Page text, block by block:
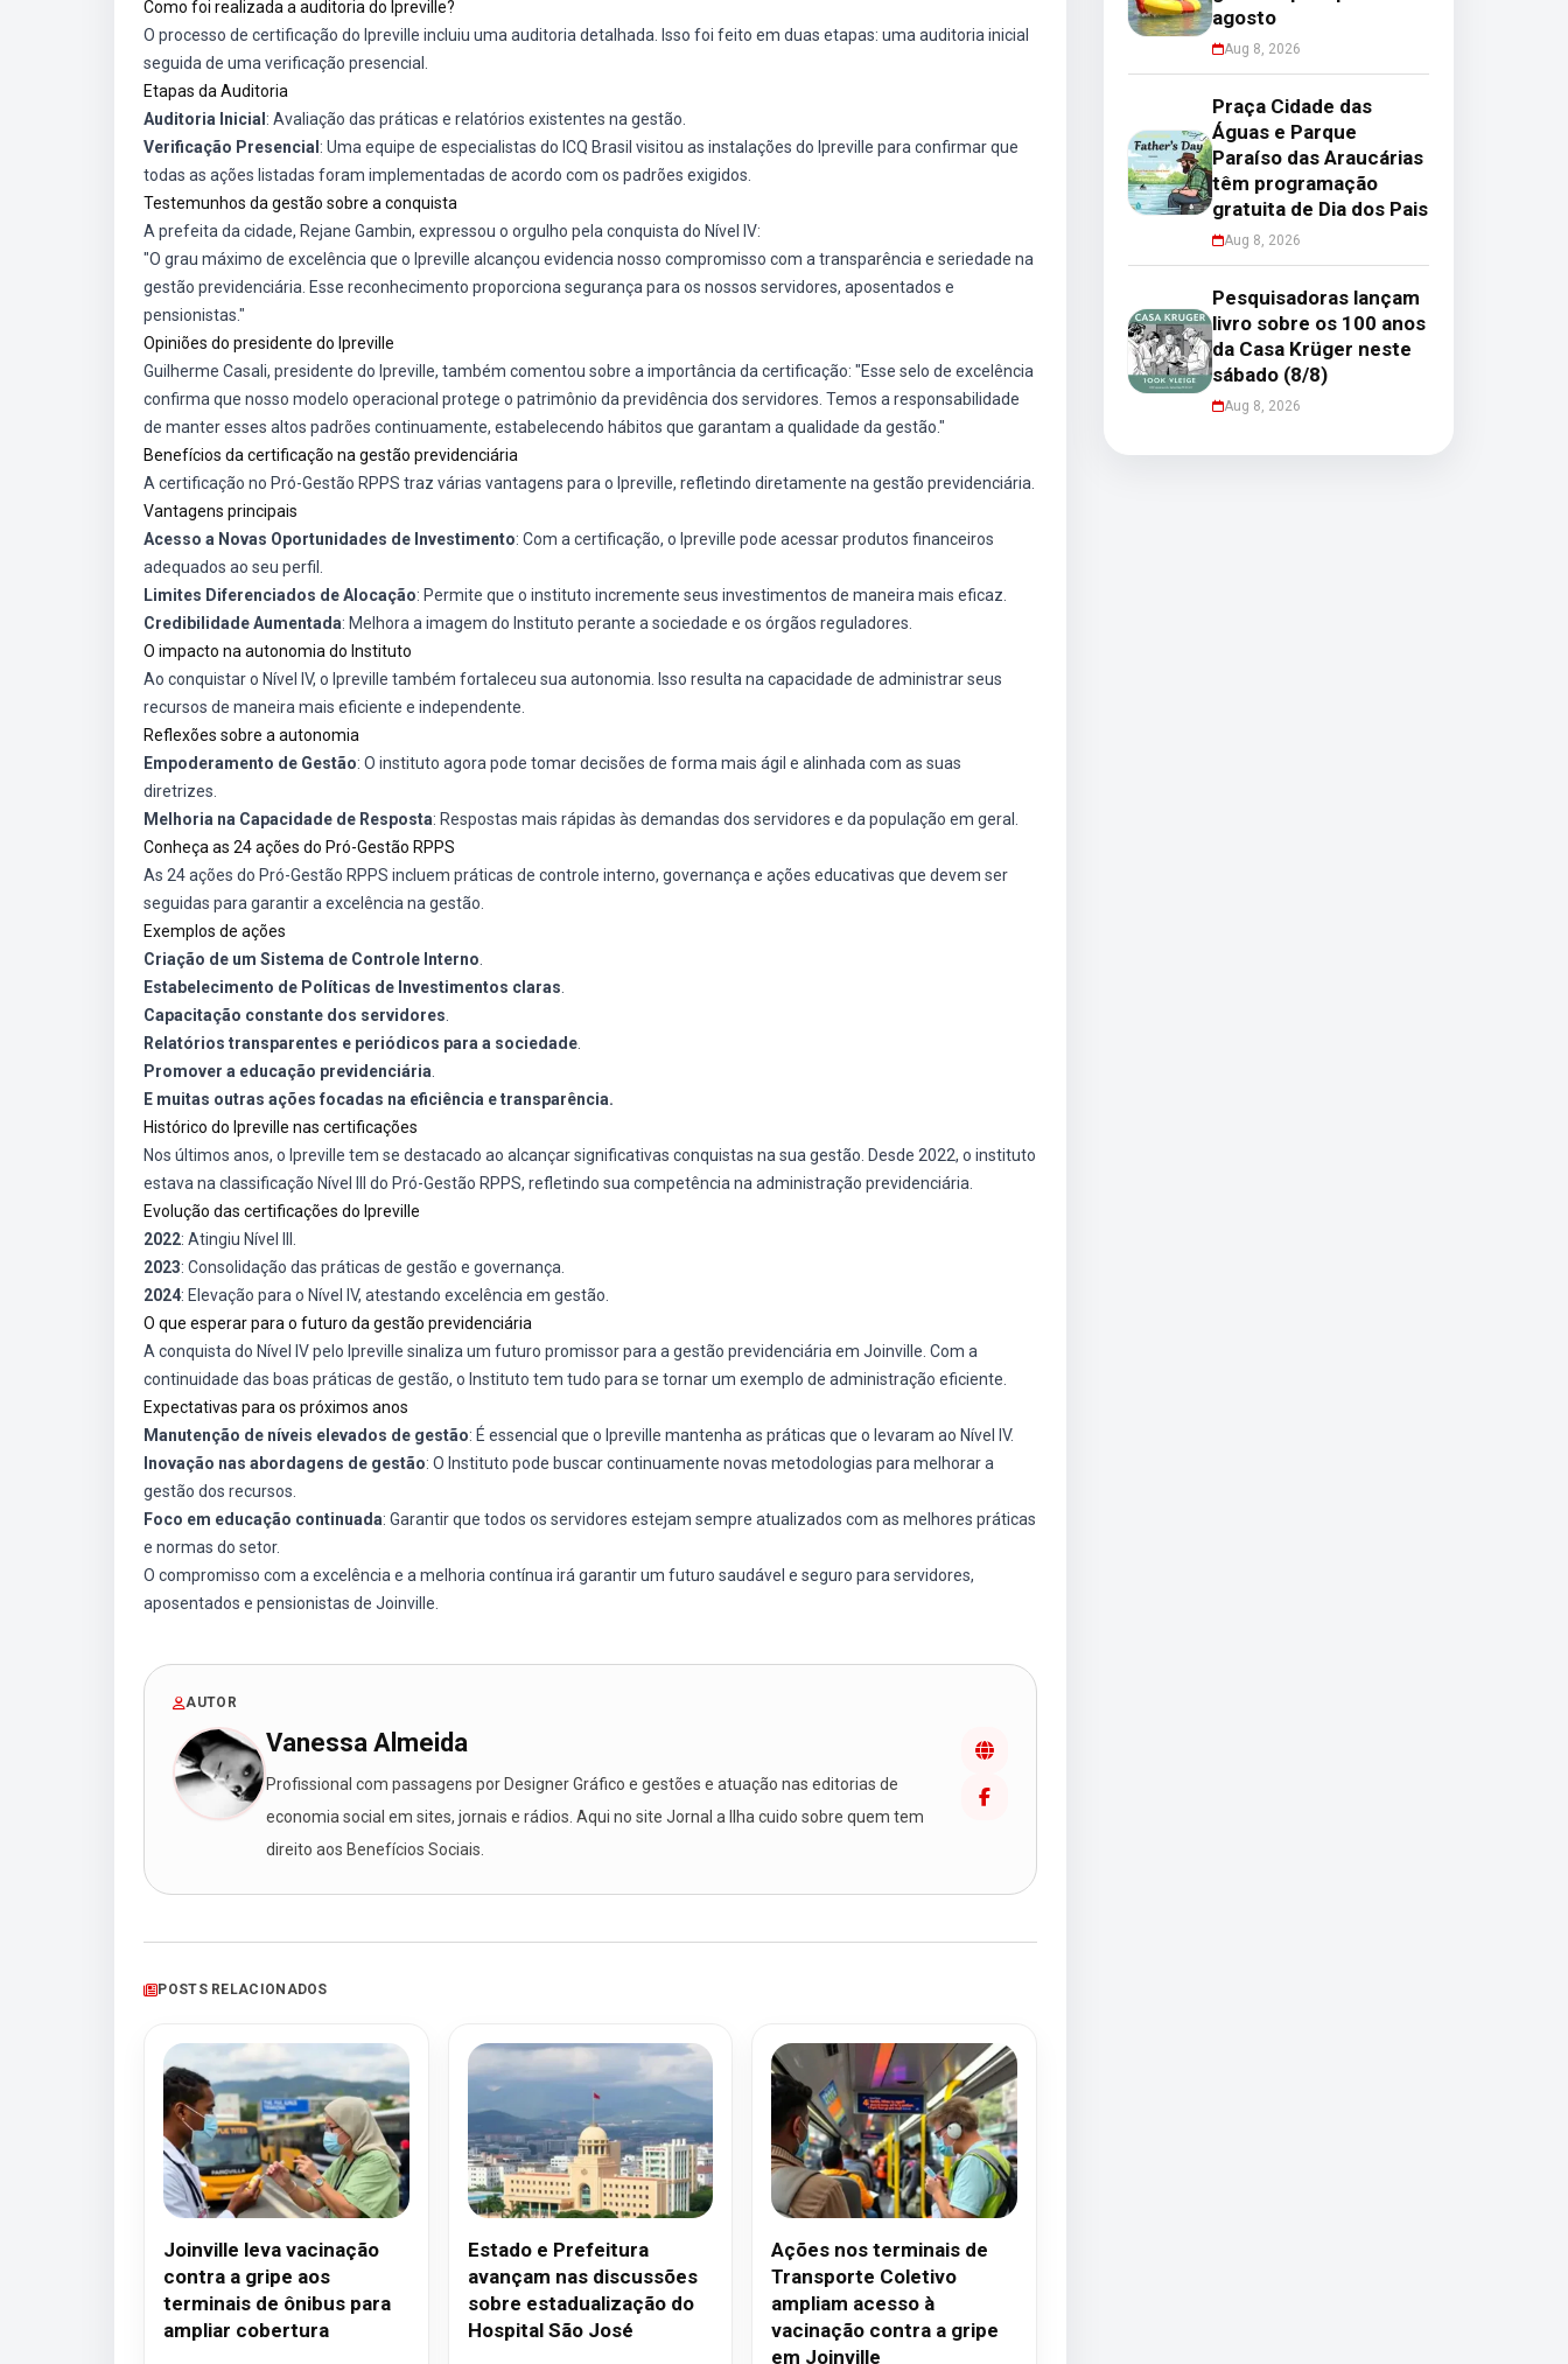
Como foi realizada a auditoria do Ipreville?
O processo de certificação do Ipreville incluiu uma auditoria detalhada. Isso foi feito em duas etapas: uma auditoria inicial
seguida de uma verificação presencial.
Etapas da Auditoria
Auditoria Inicial : Avaliação das práticas e relatórios existentes na gestão.
Verificação Presencial : Uma equipe de especialistas do ICQ Brasil visitou as instalações do Ipreville para confirmar que
todas as ações listadas foram implementadas de acordo com os padrões exigidos.
Testemunhos da gestão sobre a conquista
A prefeita da cidade, Rejane Gambin, expressou o orgulho pela conquista do Nível IV:
"O grau máximo de excelência que o Ipreville alcançou evidencia nosso compromisso com a transparência e seriedade na
gestão previdenciária. Esse reconhecimento proporciona segurança para os nossos servidores, aposentados e
pensionistas."
Opiniões do presidente do Ipreville
Guilherme Casali, presidente do Ipreville, também comentou sobre a importância da certificação: "Esse selo de excelência
confirma que nosso modelo operacional protege o patrimônio da previdência dos servidores. Temos a responsabilidade
de manter esses altos padrões continuamente, estabelecendo hábitos que garantam a qualidade da gestão."
Benefícios da certificação na gestão previdenciária
A certificação no Pró-Gestão RPPS traz várias vantagens para o Ipreville, refletindo diretamente na gestão previdenciária.
Vantagens principais
Acesso a Novas Oportunidades de Investimento: Com a certificação, o Ipreville pode acessar produtos financeiros
adequados ao seu perfil.
Limites Diferenciados de Alocação: Permite que o instituto incremente seus investimentos de maneira mais eficaz.
Credibilidade Aumentada: Melhora a imagem do Instituto perante a sociedade e os órgãos reguladores.
O impacto na autonomia do Instituto
Ao conquistar o Nível IV, o Ipreville também fortaleceu sua autonomia. Isso resulta na capacidade de administrar seus
recursos de maneira mais eficiente e independente.
Reflexões sobre a autonomia
Empoderamento de Gestão: O instituto agora pode tomar decisões de forma mais ágil e alinhada com as suas
diretrizes.
Melhoria na Capacidade de Resposta: Respostas mais rápidas às demandas dos servidores e da população em geral.
Conheça as 24 ações do Pró-Gestão RPPS
As 24 ações do Pró-Gestão RPPS incluem práticas de controle interno, governança e ações educativas que devem ser
seguidas para garantir a excelência na gestão.
Exemplos de ações
Criação de um Sistema de Controle Interno
Estabelecimento de Políticas de Investimentos claras
Capacitação constante dos servidores
Relatórios transparentes e periódicos para a sociedade
Promover a educação previdenciária
E muitas outras ações focadas na eficiência e transparência.
Histórico do Ipreville nas certificações
Nos últimos anos, o Ipreville tem se destacado ao alcançar significativas conquistas na sua gestão. Desde 2022, o instituto
estava na classificação Nível III do Pró-Gestão RPPS, refletindo sua competência na administração previdenciária.
Evolução das certificações do Ipreville
2022: Atingiu Nível III.
2023: Consolidação das práticas de gestão e governança.
2024: Elevação para o Nível IV, atestando excelência em gestão.
O que esperar para o futuro da gestão previdenciária
A conquista do Nível IV pelo Ipreville sinaliza um futuro promissor para a gestão previdenciária em Joinville. Com a
continuidade das boas práticas de gestão, o Instituto tem tudo para se tornar um exemplo de administração eficiente.
Expectativas para os próximos anos
Manutenção de níveis elevados de gestão: É essencial que o Ipreville mantenha as práticas que o levaram ao Nível IV.
Inovação nas abordagens de gestão: O Instituto pode buscar continuamente novas metodologias para melhorar a
gestão dos recursos.
Foco em educação continuada: Garantir que todos os servidores estejam sempre atualizados com as melhores práticas
e normas do setor.
O compromisso com a excelência e a melhoria contínua irá garantir um futuro saudável e seguro para servidores,
aposentados e pensionistas de Joinville.
AUTOR
Vanessa Almeida
Profissional com passagens por Designer Gráfico e gestões e atuação nas editorias de
economia social em sites, jornais e rádios. Aqui no site Jornal a Ilha cuido sobre quem tem
direito aos Benefícios Sociais.
POSTS RELACIONADOS
Joinville leva vacinação
contra a gripe aos
terminais de ônibus para
ampliar cobertura
Estado e Prefeitura
avançam nas discussões
sobre estadualização do
Hospital São José
Ações nos terminais de
Transporte Coletivo
ampliam acesso à
vacinação contra a gripe
em Joinville
agosto
Aug 8, 2026
Praça Cidade das
Águas e Parque
Paraíso das Araucárias
têm programação
gratuita de Dia dos Pais
Aug 8, 2026
Pesquisadoras lançam
livro sobre os 100 anos
da Casa Krüger neste
sábado (8/8)
Aug 8, 2026